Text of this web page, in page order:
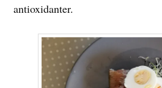
antioxidanter.